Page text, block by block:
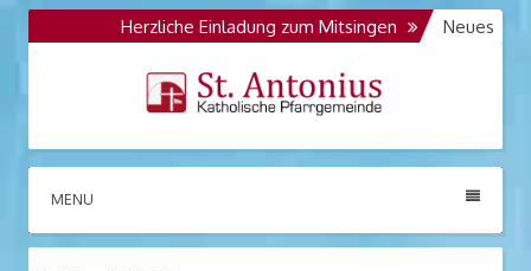
Neues
Herzliche Einladung zum Mitsingen
Die
St. Antonius
Großräschen
Katholische Pfarrgemeinde
MENU